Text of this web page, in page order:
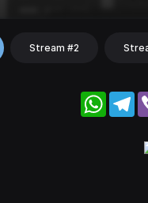
Stream #2